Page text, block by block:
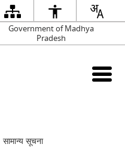
Government of Madhya
Pradesh
सामान्य सूचना